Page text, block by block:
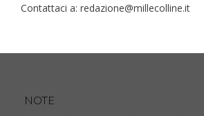
Contattaci a: redazione@millecolline.it
NOTE